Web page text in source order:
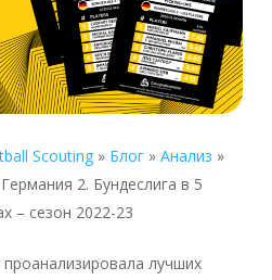
Scouting » Блог »Анализ »
2. Бундеслига в 5
– сезон 2022-23
лучших